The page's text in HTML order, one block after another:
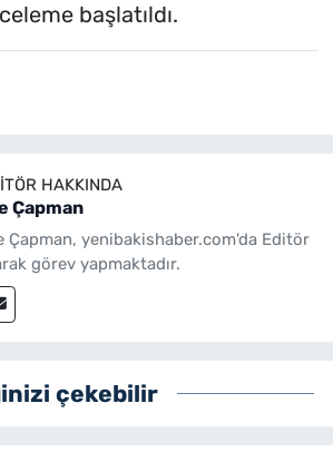
başlatıldı.
HAKKINDA
Çapman
Çapman, yenibakishaber.com'da Editör
görev yapmaktadır.
çekebilir